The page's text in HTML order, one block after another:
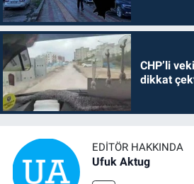
CHP’li
dikkat
EDITÖR HAKKINDA
Ufuk Aktug